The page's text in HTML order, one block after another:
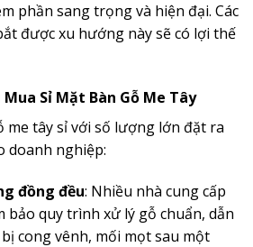
phần sang trọng và hiện đại. Các
được xu hướng này sẽ có lợi thế
Sỉ Mặt Bàn Gỗ Me Tây
me tây sỉ với số lượng lớn đặt ra
doanh nghiệp:
đồng đều: Nhiều nhà cung cấp
bảo quy trình xử lý gỗ chuẩn, dẫn
cong vênh, mối mọt sau một